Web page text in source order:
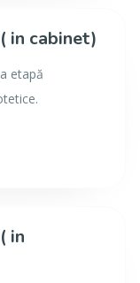
in cabinet)
etapă
in